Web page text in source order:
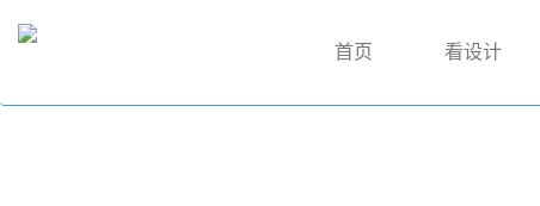
首页 看设计